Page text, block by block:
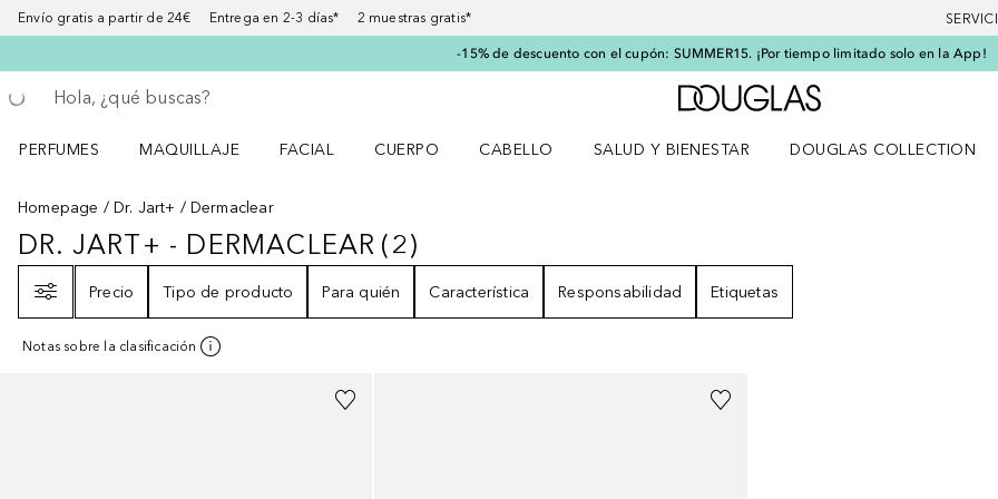
Envío gratis a partir de 24€ Entrega en 2-3 días* 2 muestras gratis*
-15% de descuento con el cupón: SUMMER15. ¡Por tiempo limitado solo en la App!
Regresar
Ejecutar búsqueda
A Douglas Home
PERFUMES
MAQUILLAJE
FACIAL
CUERPO
CABELLO
SALUD Y BIENESTAR
DOUGLAS COLLECTION
Homepage
Dr. Jart+ Dermaclear
DR. JART+ - DERMACLEAR2RESULTADOS
DR. JART+ - DERMACLEAR (2)
Precio
Tipo de producto Para quién Característica Responsabilidad Etiquetas
Notas sobre la clasificación